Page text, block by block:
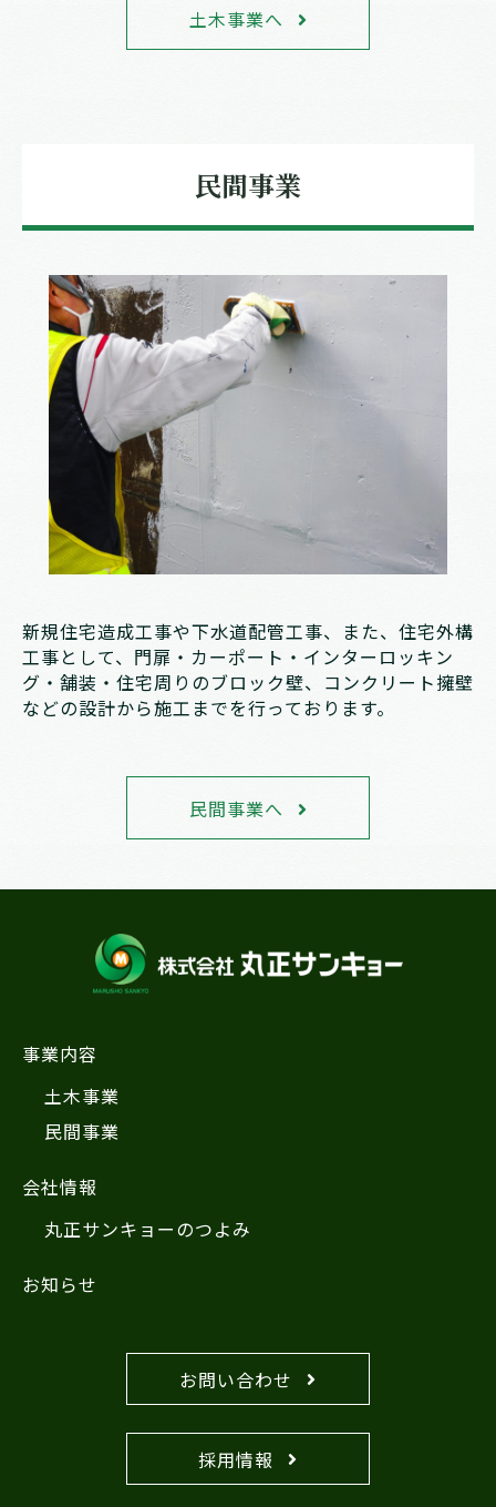
土木事業へ
民間事業
新規住宅造成工事や下水道配管工事、また、住宅外構
工事として、門扉・カーポート・インターロッキン
グ・舗装・住宅周りのブロック壁、コンクリート擁壁
などの設計から施工までを行っております。
民間事業へ
事業内容
土木事業
民間事業
会社情報
丸正サンキョーのつよみ
お知らせ
お問い合わせ
採用情報